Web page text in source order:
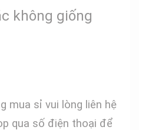
không giống
mua sỉ vui lòng liên hệ
qua số điện thoại để